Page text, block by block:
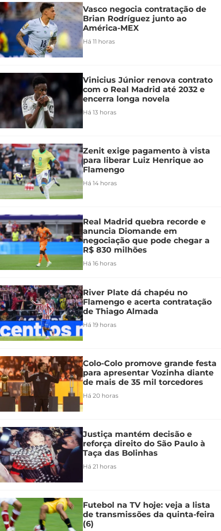
Vasco negocia contratação de
Brian Rodríguez junto ao
América-MEX
Há 11 horas
Vinicius Júnior renova contrato
com o Real Madrid até 2032 e
encerra longa novela
Há 13 horas
Zenit exige pagamento à vista
para liberar Luiz Henrique ao
Flamengo
Há 14 horas
Real Madrid quebra recorde e
anuncia Diomande em
negociação que pode chegar a
R$ 830 milhões
Há 16 horas
River Plate dá chapéu no
Flamengo e acerta contratação
de Thiago Almada
Há 19 horas
Colo-Colo promove grande festa
para apresentar Vozinha diante
de mais de 35 mil torcedores
Há 20 horas
Justiça mantém decisão e
reforça direito do São Paulo à
Taça das Bolinhas
Há 21 horas
Futebol na TV hoje: veja a lista
de transmissões da quinta-feira
(6)